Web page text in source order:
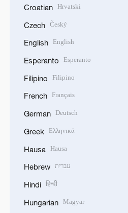
Croatian Hrvatski
Czech Český
English English
Esperanto Esperanto
Filipino Filipino
French Français
German Deutsch
Greek Ελληνικά
Hausa Hausa
Hebrew עברית
Hindi हिन्दी
Hungarian Magyar